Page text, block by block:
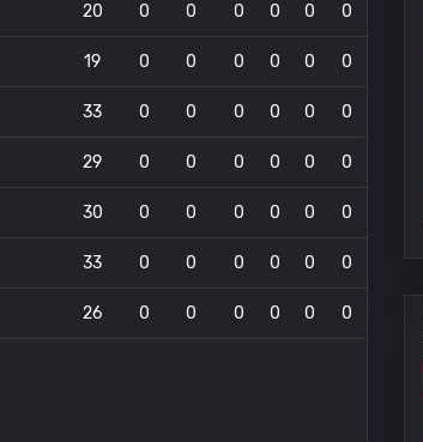
20 0 0 0 0 0 0
19 0 0 0 0 0 0
33 0 0 0 0 0 0
29 0 0 0 0 0 0
30 0 0 0 0 0 0
33 0 0 0 0 0 0
26 0 0 0 0 0 0